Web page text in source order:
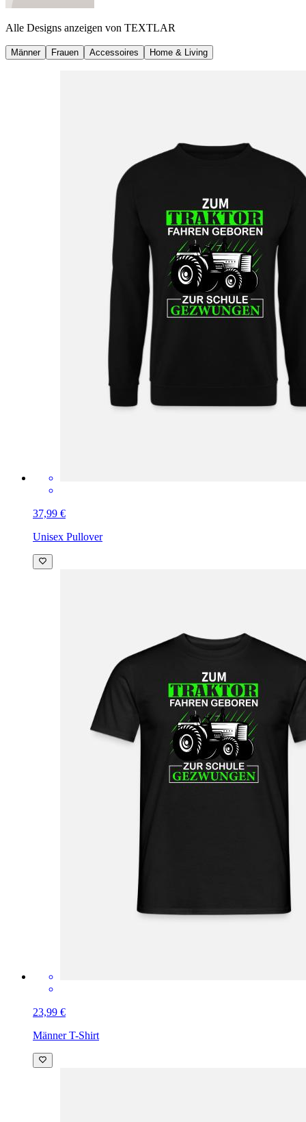
Alle Designs anzeigen von TEXTLAR
Männer Frauen Accessoires Home & Living
37,99 €
Unisex Pullover
23,99 €
Männer T-Shirt